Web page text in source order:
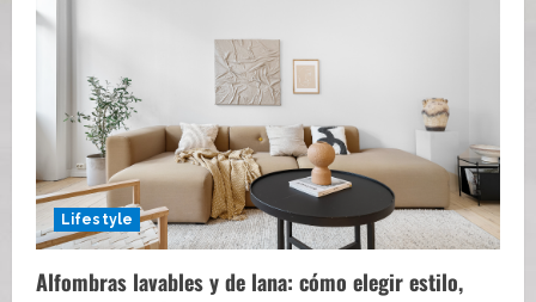
Lifestyle
Alfombras lavables y de lana: cómo elegir estilo,